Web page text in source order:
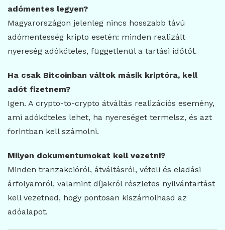
adómentes legyen?
Magyarországon jelenleg nincs hosszabb távú
adómentesség kripto esetén: minden realizált
nyereség adóköteles, függetlenül a tartási időtől.
Ha csak Bitcoinban váltok másik kriptóra, kell
adót fizetnem?
Igen. A crypto-to-crypto átváltás realizációs esemény,
ami adóköteles lehet, ha nyereséget termelsz, és azt
forintban kell számolni.
Milyen dokumentumokat kell vezetni?
Minden tranzakcióról, átváltásról, vételi és eladási
árfolyamról, valamint díjakról részletes nyilvántartást
kell vezetned, hogy pontosan kiszámolhasd az
adóalapot.